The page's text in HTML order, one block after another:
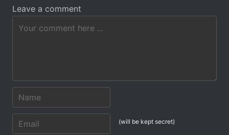
Leave a comment
(will be kept secret)